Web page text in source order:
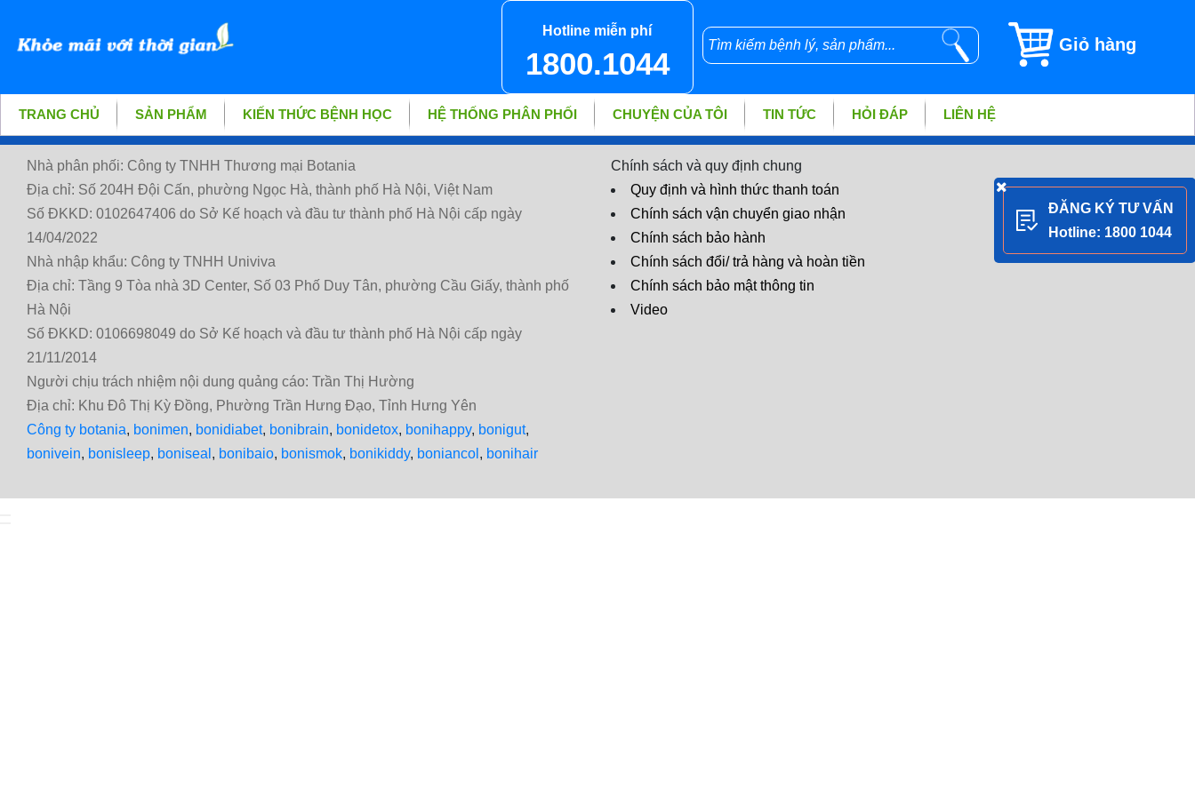
Hotline miễn phí
1800.1044
Giỏ hàng
TRANG CHỦ SẢN PHẨM KIẾN THỨC BỆNH HỌC HỆ THỐNG PHÂN PHỐI CHUYỆN CỦA TÔI TIN TỨC HỎI ĐÁP LIÊN HỆ
Nhà phân phối: Công ty TNHH Thương mại Botania
Địa chỉ: Số 204H Đội Cấn, phường Ngọc Hà, thành phố Hà Nội, Việt Nam
Số ĐKKD: 0102647406 do Sở Kế hoạch và đầu tư thành phố Hà Nội cấp ngày
14/04/2022
Nhà nhập khẩu: Công ty TNHH Univiva
Địa chỉ: Tầng 9 Tòa nhà 3D Center, Số 03 Phố Duy Tân, phường Cầu Giấy, thành phố
Hà Nội
Số ĐKKD: 0106698049 do Sở Kế hoạch và đầu tư thành phố Hà Nội cấp ngày
21/11/2014
Người chịu trách nhiệm nội dung quảng cáo: Trần Thị Hường
Địa chỉ: Khu Đô Thị Kỳ Đồng, Phường Trần Hưng Đạo, Tỉnh Hưng Yên
Công ty botania, bonimen, bonidiabet, bonibrain, bonidetox, bonihappy, bonigut,
bonivein, bonisleep, boniseal , bonibaio, bonismok, bonikiddy, boniancol , bonihair
Chính sách và quy định chung
Quy định và hình thức thanh toán
Chính sách vận chuyển giao nhận
Chính sách bảo hành
Chính sách đổi/ trả hàng và hoàn tiền
Chính sách bảo mật thông tin
Video
ĐĂNG KÝ TƯ VẤN
Hotline: 1800 1044